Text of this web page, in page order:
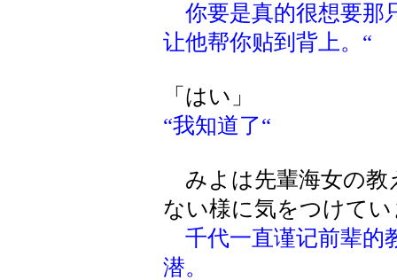
你要是真的很想要那
让他帮你贴到背上。“
「はい」
“我知道了“
みよは先輩海女の教
ない様に気をつけて
千代一直谨记前辈的
潜。